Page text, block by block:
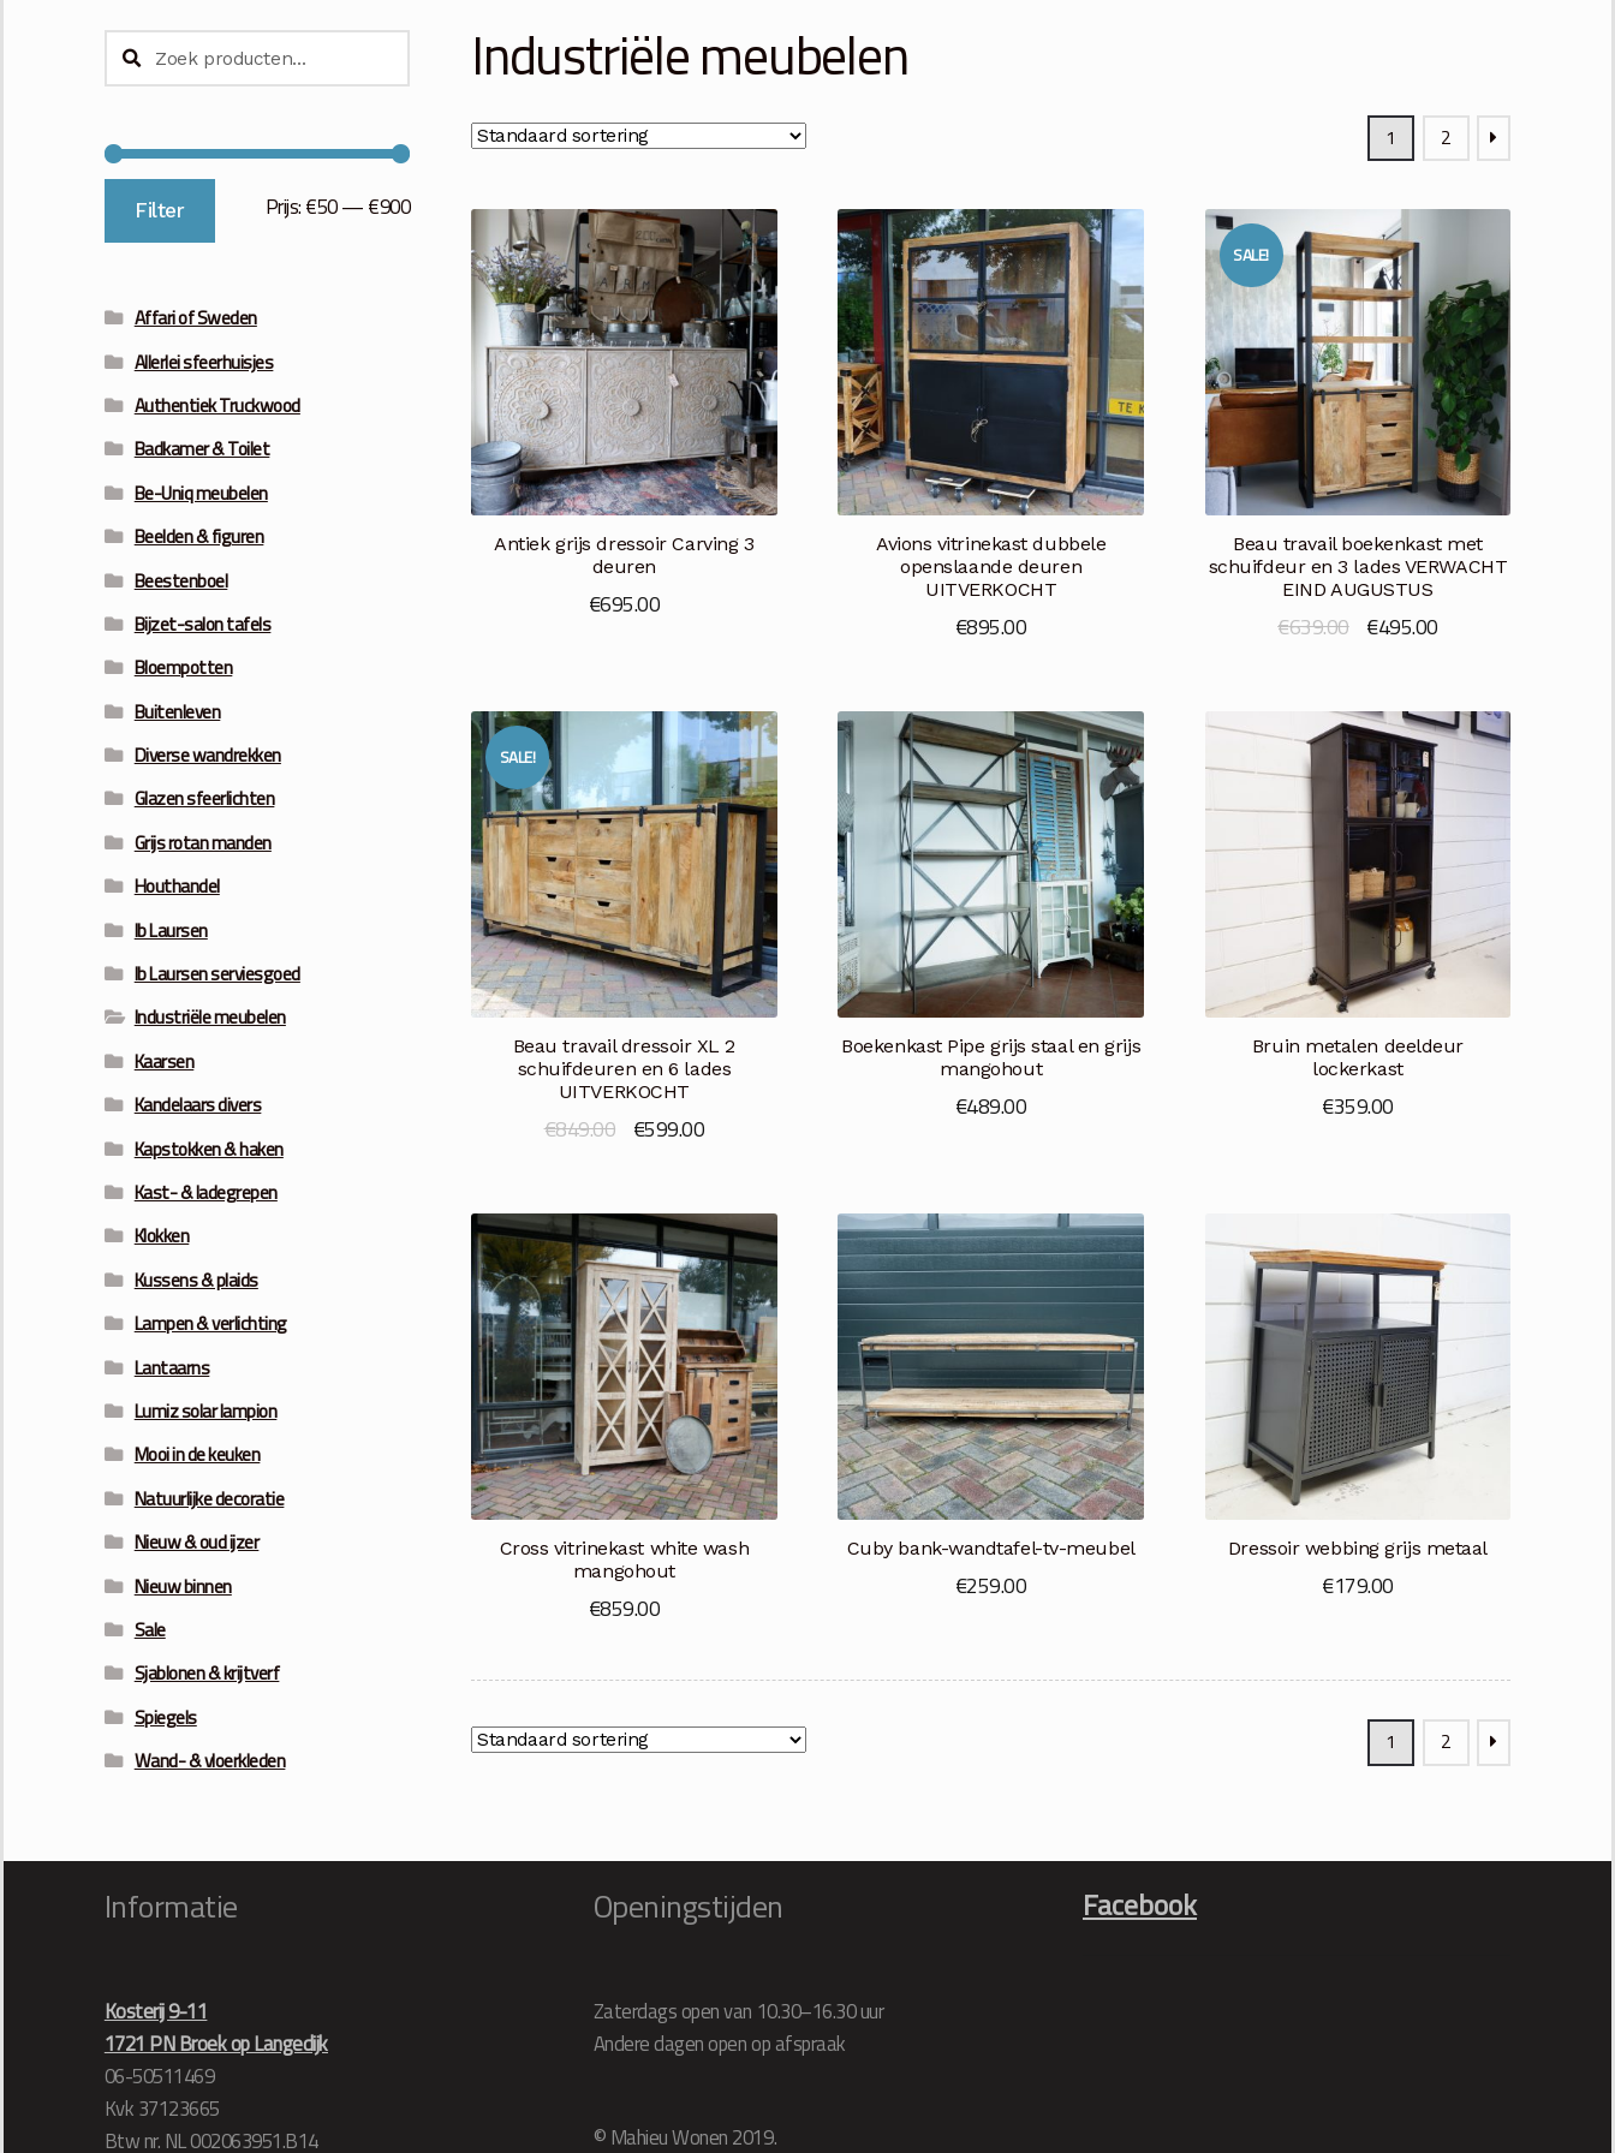
Industriële meubelen
1 2
Antiek grijs dressoir Carving 3
deuren
€695.00
Avions vitrinekast dubbele
openslaande deuren
UITVERKOCHT
€895.00
Beau travail boekenkast met
schuifdeur en 3 lades VERWACHT
EIND AUGUSTUS
SALE!
€639.00 Oorspronkelijke
€639.00.
€495.00Huidige
€495.00.
Beau travail dressoir XL 2
schuifdeuren en 6 lades
UITVERKOCHT
SALE!
€849.00 Oorspronkelijke
€849.00.
€599.00Huidige
€599.00.
Boekenkast Pipe grijs staal en grijs
mangohout
€489.00
Bruin metalen deeldeur
lockerkast
€359.00
Cross vitrinekast white wash
mangohout
€859.00
Cuby bank-wandtafel-tv-meubel
€259.00
Dressoir webbing grijs metaal
€179.00
1 2
Zoeken
naar:Zoeken
Min.
Max.
Filter Prijs:€50—€900
Affari of Sweden
Allerlei sfeerhuisjes
Authentiek Truckwood
Badkamer & Toilet
Be-Uniq meubelen
Beelden & figuren
Beestenboel
Bijzet-salon tafels
Bloempotten
Buitenleven
Diverse wandrekken
Glazen sfeerlichten
Grijs rotan manden
Houthandel
Ib Laursen
Ib Laursen serviesgoed
Industriële meubelen
Kaarsen
Kandelaars divers
Kapstokken & haken
Kast- & ladegrepen
Klokken
Kussens & plaids
Lampen & verlichting
Lantaarns
Lumiz solar lampion
Mooi in de keuken
Natuurlijke decoratie
Nieuw & oud ijzer
Nieuw binnen
Sale
Sjablonen & krijtverf
Spiegels
Wand- & vloerkleden
Informatie
Kosterij 9-11
1721 PN Broek op Langedijk
06-50511469
Kvk 37123665
Btw nr. NL 002063951.B14
Openingstijden
Zaterdags open van 10.30–16.30 uur
Andere dagen open op afspraak
© Mahieu Wonen 2019.
Facebook